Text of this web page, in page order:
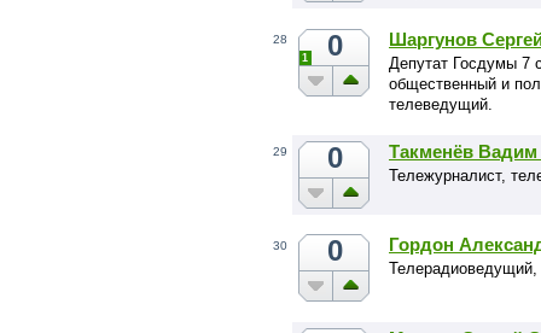
28 0
1
Шаргунов
Депутат Госдумы 7
общественный и
телеведущий.
29 0 Такменёв
Тележурналист,
30 0 Гордон
Телерадиоведущий,